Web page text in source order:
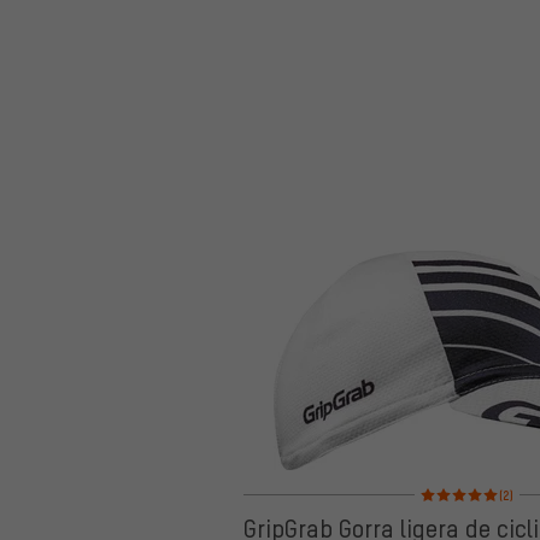
Valoración media:
(2)
GripGrab Gorra ligera de